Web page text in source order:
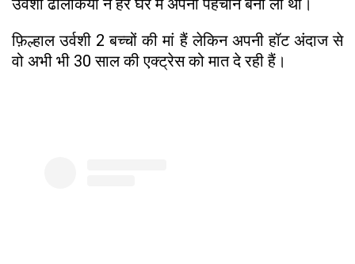
उर्वशी ढोलकिया ने हर घर में अपनी पहचान बना ली थी।
फ़िल्हाल उर्वशी 2 बच्चों की मां हैं लेकिन अपनी हॉट अंदाज से
वो अभी भी 30 साल की एक्ट्रेस को मात दे रही हैं।